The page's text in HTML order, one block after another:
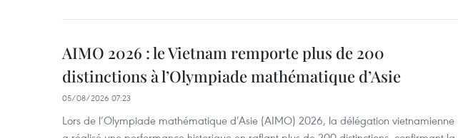
AIMO 2026 : le Vietnam remporte plus de 200
distinctions à l’Olympiade mathématique d’Asie
05/08/2026 07:23
Lors de l’Olympiade mathématique d’Asie (AIMO) 2026, la délégation vietnamienne